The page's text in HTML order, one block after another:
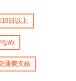
日以上
なめ
通費支給